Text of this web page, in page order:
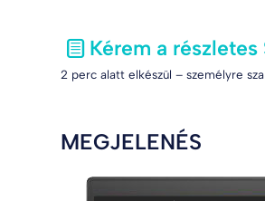
Kérem a
2 perc alatt elkészül – személyre
MEGJELENÉS